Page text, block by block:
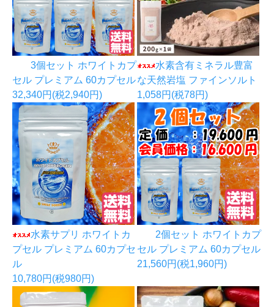
3個セット ホワイトカプ
セル プレミアム 60カプセル
32,340円(税2,940円)
水素含有ミネラル豊富
な天然岩塩 ファインソルト
1,058円(税78円)
水素サプリ ホワイトカ
プセル プレミアム 60カプセ
ル
10,780円(税980円)
2個セット ホワイトカプ
セル プレミアム 60カプセル
21,560円(税1,960円)